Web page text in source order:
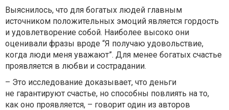
Выяснилось, что для богатых людей главным
источником положительных эмоций является гордость
и удовлетворение собой. Наиболее высоко они
оценивали фразы вроде “Я получаю удовольствие,
когда люди меня уважают”. Для менее богатых счастье
проявляется в любви и сострадании.
– Это исследование доказывает, что деньги
не гарантируют счастье, но способны повлиять на то,
как оно проявляется, – говорит один из авторов